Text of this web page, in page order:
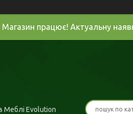
Магазин працює! Актуальну
Меблі Evolution